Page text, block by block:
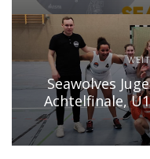
Seawolves
Achtelfinale,